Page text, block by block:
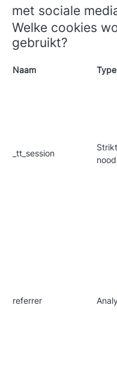
met sociale
Welke cookies
gebruikt?
Naam Type
_tt_session
Strikt
referrer